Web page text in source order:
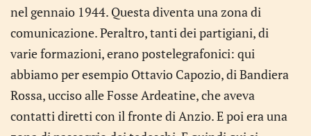
nel gennaio 1944. Questa diventa una zona di
comunicazione. Peraltro, tanti dei partigiani, di
varie formazioni, erano postelegrafonici: qui
abbiamo per esempio Ottavio Capozio, di Bandiera
Rossa, ucciso alle Fosse Ardeatine, che aveva
contatti diretti con il fronte di Anzio. E poi era una